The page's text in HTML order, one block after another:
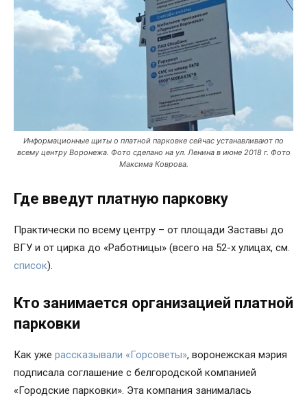
Информационные щиты о платной парковке сейчас устанавливают по
всему центру Воронежа. Фото сделано на ул. Ленина в июне 2018 г. Фото
Максима Коврова.
Где введут платную парковку
Практически по всему центру – от площади Заставы до
ВГУ и от цирка до «Работницы» (всего на 52-х улицах, см.
список).
Кто занимается организацией платной
парковки
Как уже рассказывали «Горсоветы», воронежская мэрия
подписала соглашение с белгородской компанией
«Городские парковки». Эта компания занималась